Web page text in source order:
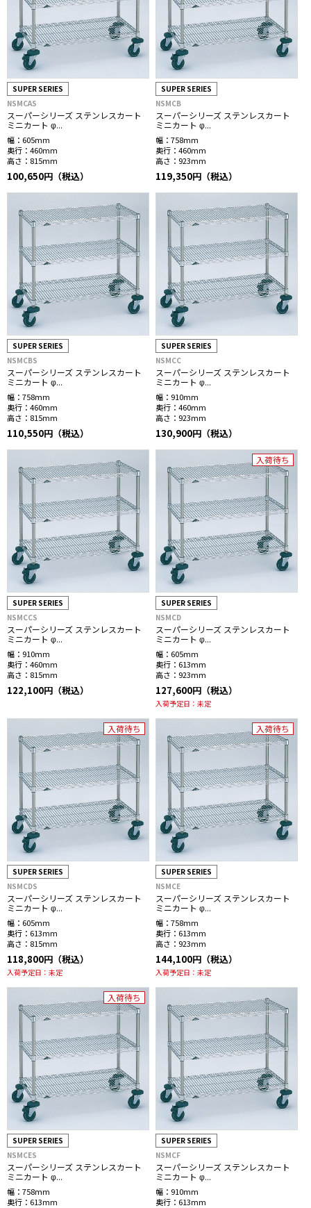
SUPER SERIES
NSMCAS
スーパーシリーズ ステンレスカート
ミニカート φ...
幅： 605mm
奥行： 460mm
高さ： 815mm
100,650円（税込）
SUPER SERIES
NSMCB
スーパーシリーズ ステンレスカート
ミニカート φ...
幅： 758mm
奥行： 460mm
高さ： 923mm
119,350円（税込）
SUPER SERIES
NSMCBS
スーパーシリーズ ステンレスカート
ミニカート φ...
幅： 758mm
奥行： 460mm
高さ： 815mm
110,550円（税込）
SUPER SERIES
NSMCC
スーパーシリーズ ステンレスカート
ミニカート φ...
幅： 910mm
奥行： 460mm
高さ： 923mm
130,900円（税込）
SUPER SERIES
NSMCCS
スーパーシリーズ ステンレスカート
ミニカート φ...
幅： 910mm
奥行： 460mm
高さ： 815mm
122,100円（税込）
入荷待ち
SUPER SERIES
NSMCD
スーパーシリーズ ステンレスカート
ミニカート φ...
幅： 605mm
奥行： 613mm
高さ： 923mm
127,600円（税込）
入荷予定日： 未定
入荷待ち
SUPER SERIES
NSMCDS
スーパーシリーズ ステンレスカート
ミニカート φ...
幅： 605mm
奥行： 613mm
高さ： 815mm
118,800円（税込）
入荷予定日： 未定
入荷待ち
SUPER SERIES
NSMCE
スーパーシリーズ ステンレスカート
ミニカート φ...
幅： 758mm
奥行： 613mm
高さ： 923mm
144,100円（税込）
入荷予定日： 未定
入荷待ち
SUPER SERIES
NSMCES
スーパーシリーズ ステンレスカート
ミニカート φ...
幅： 758mm
奥行： 613mm
SUPER SERIES
NSMCF
スーパーシリーズ ステンレスカート
ミニカート φ...
幅： 910mm
奥行： 613mm